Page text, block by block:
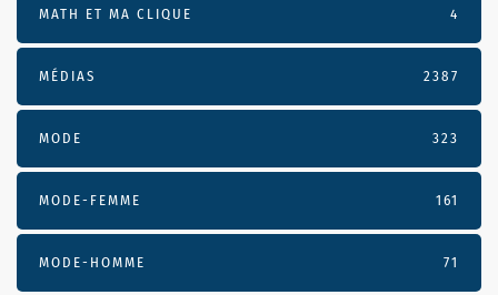
MATH ET MA CLIQUE 4
MÉDIAS 2387
MODE 323
MODE-FEMME 161
MODE-HOMME 71